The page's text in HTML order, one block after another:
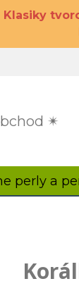
Klasiky
✴
perly a